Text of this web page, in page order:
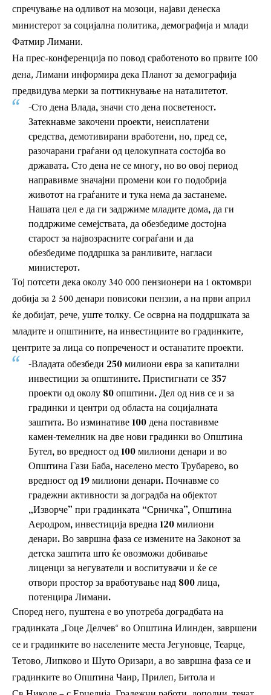
спречување на одливот на мозоци, најави денеска
министерот за социјална политика, демографија и млади
Фатмир Лимани.
На прес-конференција по повод сработеното во првите 100
дена, Лимани информира дека Планот за демографија
предвидува мерки за поттикнување на наталитетот.
-Сто дена Влада, значи сто дена посветеност.
Затекнавме закочени проекти, неисплатени
средства, демотивирани вработени, но, пред се,
разочарани граѓани од целокупната состојба во
државата. Сто дена не се многу, но во овој период
направивме значајни промени кои го подобрија
животот на граѓаните и тука нема да застанеме.
Нашата цел е да ги задржиме младите дома, да ги
поддржиме семејствата, да обезбедиме достојна
старост за највозрасните сограѓани и да
обезбедиме поддршка за ранливите, нагласи
министерот.
Тој потсети дека околу 340 000 пензионери на 1 октомври
добија за 2 500 денари повисоки пензии, а на први април
ќе добијат, рече, уште толку. Се осврна на поддршката за
младите и општините, на инвестициите во градинките,
центрите за лица со попреченост и останатите проекти.
-Владата обезбеди 250 милиони евра за капитални
инвестиции за општините. Пристигнати се 357
проекти од околу 80 општини. Дел од нив се и за
градинки и центри од областа на социјалната
заштита. Во изминативе 100 дена поставивме
камен-темелник на две нови градинки во Општина
Бутел, во вредност од 100 милиони денари и во
Општина Гази Баба, населено место Трубарево, во
вредност од 19 милиони денари. Почнавме со
градежни активности за доградба на објектот
„Изворче” при градинката “Срничка”, Општина
Аеродром, инвестиција вредна 120 милиони
денари. Во завршна фаза се измените на Законот за
детска заштита што ќе овозможи добивање
лиценци за негуватели и воспитувачи и ќе се
отвори простор за вработување над 800 лица,
потенцира Лимани.
Според него, пуштена е во употреба доградбата на
градинката „Гоце Делчев“ во Општина Илинден, завршени
се и градинките во населените места Јегуновце, Теарце,
Тетово, Липково и Шуто Оризари, а во завршна фаза се и
градинките во Општина Чаир, Прилеп, Битола и